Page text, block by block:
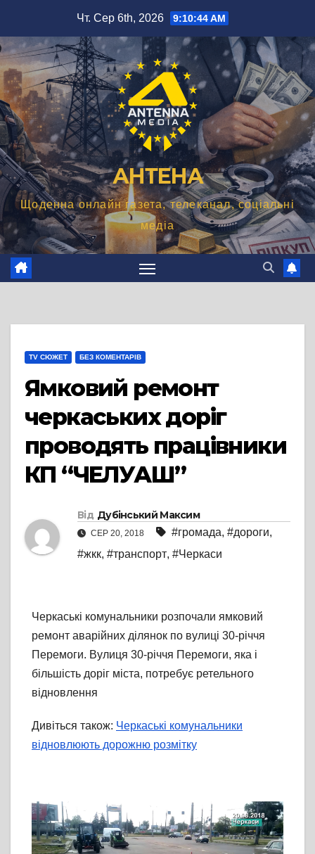
вмісту
Чт. Сер 6th, 2026 9:10:45 AM
АНТЕНА
Щоденна онлайн газета, телеканал, соціальні
медіа
TV СЮЖЕТ БЕЗ КОМЕНТАРІВ
Ямковий ремонт
черкаських доріг
проводять працівники
КП “ЧЕЛУАШ”
Від Дубінський Максим
СЕР 20, 2018 #громада, #дороги,
#жкк, #транспорт, #Черкаси
Черкаські комунальники розпочали ямковий
ремонт аварійних ділянок по вулиці 30-річчя
Перемоги. Вулиця 30-річчя Перемоги, яка і
більшість доріг міста, потребує ретельного
відновлення
Дивіться також: Черкаські комунальники
відновлюють дорожню розмітку